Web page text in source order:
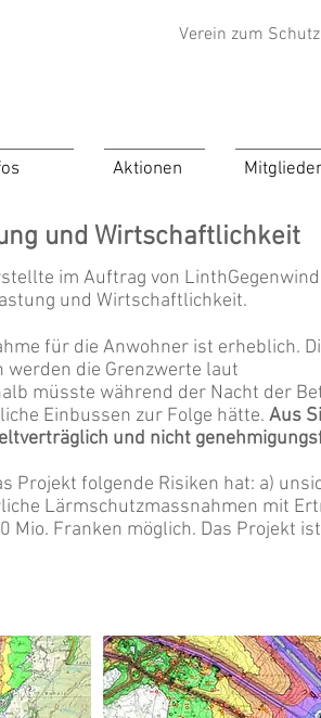
Verein zum
Aktionen
und Wirtschaftlichkeit
im Auftrag von
und Wirtschaftlichkeit.
für die Anwohner ist erheblich.
die Grenzwerte laut
müsste während der Nacht der
Einbussen zur Folge hätte. Aus
und nicht
Projekt folgende Risiken hat: a)
Lärmschutzmassnahmen mit
Mio. Franken möglich. Das Projekt ist